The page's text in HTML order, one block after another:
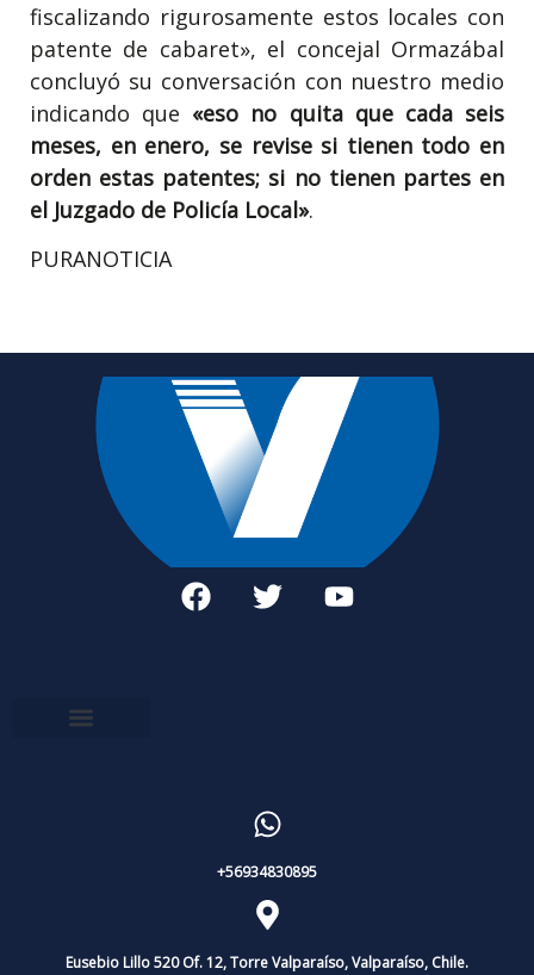
fiscalizando rigurosamente estos locales con
patente de cabaret», el concejal Ormazábal
concluyó su conversación con nuestro medio
indicando que «eso no quita que cada seis
meses, en enero, se revise si tienen todo en
orden estas patentes; si no tienen partes en
el Juzgado de Policía Local».
PURANOTICIA
+56934830895
Eusebio Lillo 520 Of. 12, Torre Valparaíso, Valparaíso, Chile.